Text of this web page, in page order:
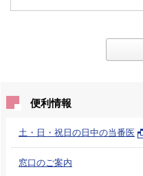
便利情報
土・日・祝日の日中の当番医
窓口のご案内